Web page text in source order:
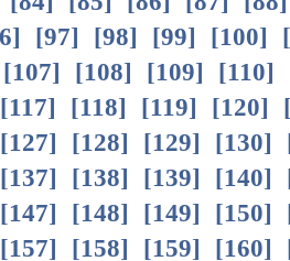
] [97] [98] [99] [100]
[
[107] [108] [109] [110]
[117] [118] [119] [120]
[127] [128] [129] [130]
[137] [138] [139] [140]
[147] [148] [149] [150]
[157] [158] [159] [160]